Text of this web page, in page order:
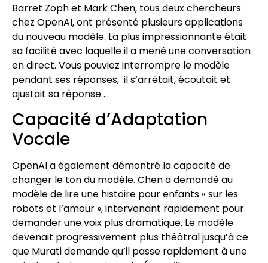
Barret Zoph et Mark Chen, tous deux chercheurs
chez OpenAI, ont présenté plusieurs applications
du nouveau modèle. La plus impressionnante était
sa facilité avec laquelle il a mené une conversation
en direct. Vous pouviez interrompre le modèle
pendant ses réponses, il s’arrêtait, écoutait et
ajustait sa réponse …
Capacité d’Adaptation
Vocale
OpenAI a également démontré la capacité de
changer le ton du modèle. Chen a demandé au
modèle de lire une histoire pour enfants « sur les
robots et l’amour », intervenant rapidement pour
demander une voix plus dramatique. Le modèle
devenait progressivement plus théâtral jusqu’à ce
que Murati demande qu’il passe rapidement à une